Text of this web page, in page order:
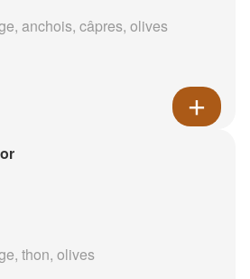
anchois, câpres, olives
thon, olives